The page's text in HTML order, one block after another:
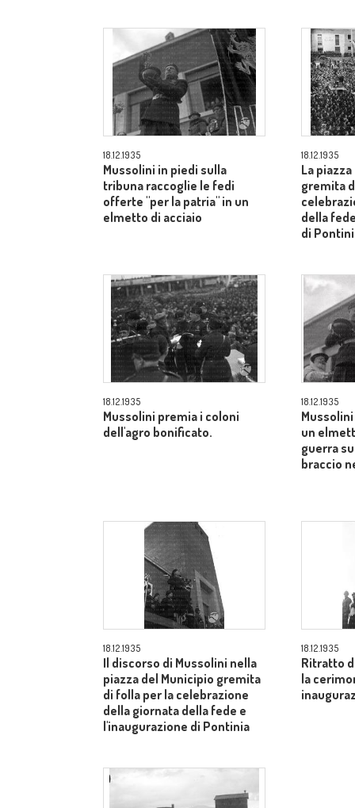
18.12.1935
Mussolini in piedi sulla
tribuna raccoglie le fedi
offerte "per la patria" in un
elmetto di acciaio
18.12.1935
La
gremita
della
di
18.12.1935
Mussolini premia i coloni
dell'agro bonificato.
18.12.1935
un
guerra
braccio
18.12.1935
Il discorso di Mussolini nella
piazza del Municipio gremita
di folla per la celebrazione
della giornata della fede e
l'inaugurazione di Pontinia
18.12.1935
Ritratto
la